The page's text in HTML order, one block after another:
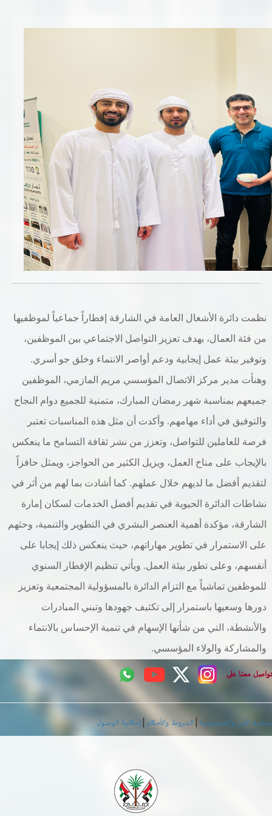
الأسئلة الشائعة
جوائز و شهادات
الميثاق
سياسة أمن المعلومات
سياسة الموردين و المشتريات
سياسة نظام إدارة المرافق
مشاريع الدائرة
المنشآت العمرانية
التحقق من حالة معاملة
خدمات الأفراد
خدمات الشركات
خدمات الجهات الحكومية
خدمات الموظفين
المكتبة الإلكترونية
نظمت دائرة الأشغال العامة في الشارقة إفطاراً جماعياً لموظفيها
من فئة العمال، بهدف تعزيز التواصل الاجتماعي بين الموظفين،
وتوفير بيئة عمل إيجابية ودعم أواصر الانتماء وخلق جو أسري.
وهنأت مدير مركز الاتصال المؤسسي مريم المازمي، الموظفين
جميعهم بمناسبة شهر رمضان المبارك، متمنية للجميع دوام النجاح
والتوفيق في أداء مهامهم. وأكدت أن مثل هذه المناسبات تعتبر
فرصة للعاملين للتواصل، وتعزز من نشر ثقافة التسامح ما ينعكس
بالإيجاب على مناخ العمل، ويزيل الكثير من الحواجز، ويمثل حافزاً
لتقديم أفضل ما لديهم خلال عملهم. كما أشادت بما لهم من أثر في
نشاطات الدائرة الحيوية في تقديم أفضل الخدمات لسكان إمارة
الشارقة، مؤكدة أهمية العنصر البشري في التطوير والتنمية، وحثهم
على الاستمرار في تطوير مهاراتهم، حيث ينعكس ذلك إيجابا على
أنفسهم، وعلى تطور بيئة العمل. ويأتي تنظيم الإفطار السنوي
للموظفين تماشياً مع التزام الدائرة بالمسؤولية المجتمعية وتعزيز
دورها وسعيها باستمرار إلى تكثيف جهودها وتبني المبادرات
والأنشطة، التي من شأنها الإسهام في تنمية الإحساس بالانتماء
والمشاركة والولاء المؤسسي.
معنا على
الأمن والخصوصية| الشروط والأحكام| إمكانية الوصول